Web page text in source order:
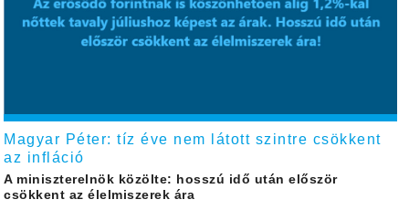
Magyar Péter: tíz éve nem látott szintre csökkent
az infláció
A miniszterelnök közölte: hosszú idő után először
csökkent az élelmiszerek ára